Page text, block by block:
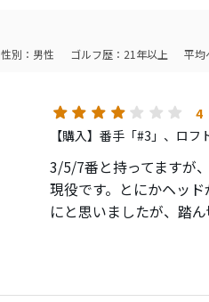
性別：男性 ゴルフ歴：21年以上 平均
4
【購入】番手「#3」、ロ
3/5/7番と持ってますが
現役です。とにかヘッ
にと思いましたが、踏